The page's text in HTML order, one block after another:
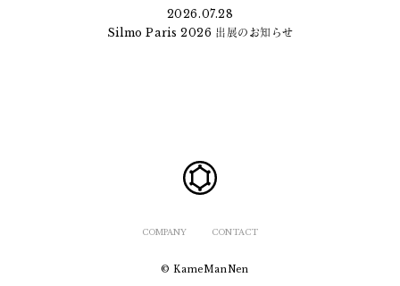
2026.07.28
Silmo Paris 2026 出展のお知らせ
COMPANY CONTACT
© KameManNen